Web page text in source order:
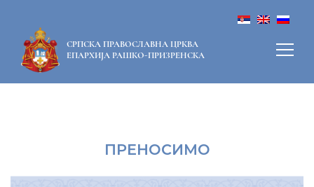
СРПСКА ПРАВОСЛАВНА ЦРКВА
ЕПАРХИЈА РАШКО-ПРИЗРЕНСКА
ПРЕНОСИМО